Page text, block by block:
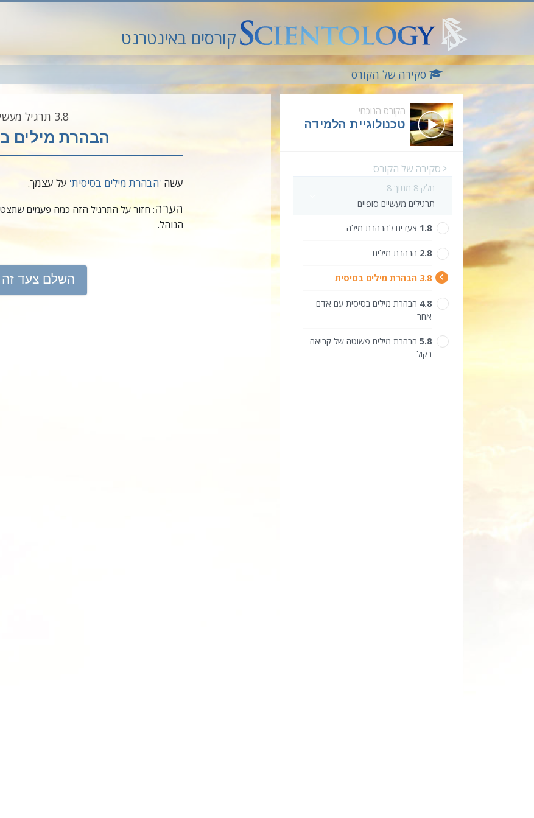
קורסים באינטרנט
סקירה של הקורס
הקורס הנוכחי
טכנולוגיית הלמידה
סקירה של הקורס
חלק 8 מתוך 8
תרגילים מעשיים סופיים
8.‎1 צעדים להבהרת מילה
8.‎2 הבהרת מילים
8.‎3 הבהרת מילים בסיסית
8.‎4
הבהרת מילים בסיסית עם אדם
אחר
8.‎5
הבהרת מילים פשוטה של קריאה
בקול
8.‎3 תרגיל מעשי
הבהרת מילים
עשה 'הבהרת מילים בסיסית' על עצמך.
הערה: חזור על התרגיל הזה כמה פעמים
הנוהל.
השלם צעד זה